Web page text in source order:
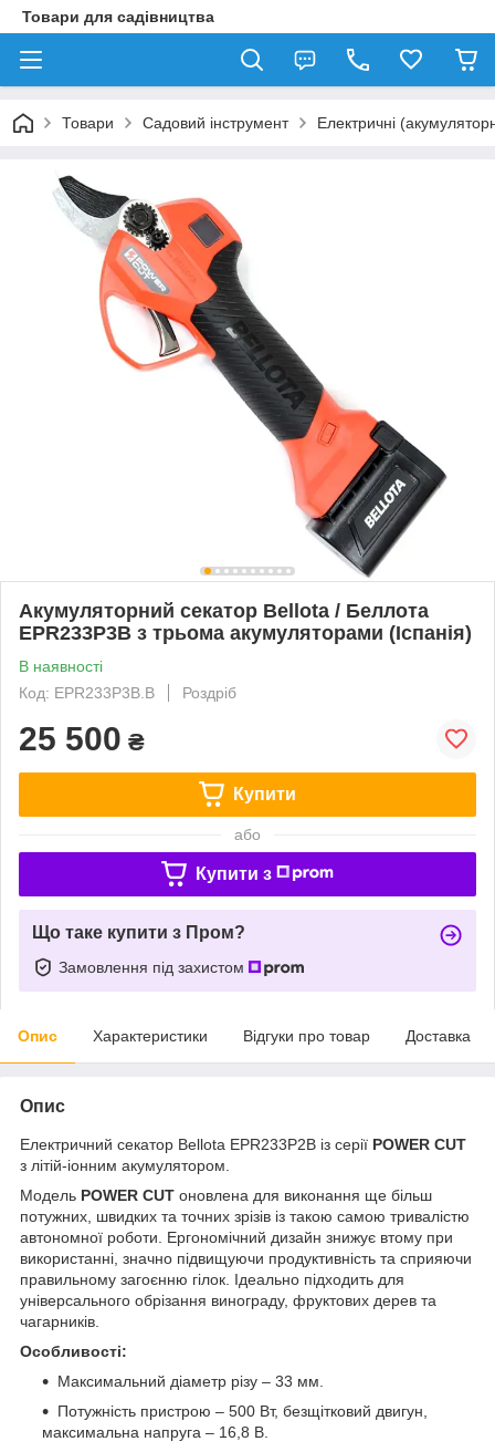
Товари для садівництва
Товари Садовий інструмент Електричні
Акумуляторний секатор Bellota / Беллота
EPR233P3B з трьома акумуляторами (Іспанія)
В наявності
Код: EPR233P3B.B
Роздріб
25 500 ₴
Купити
або
Купити з
Що таке купити з Пром?
Замовлення під захистом
Опис Характеристики Відгуки про товар Доставка
Опис
Електричний секатор Bellota EPR233P2B із серії POWER CUT
з літій-іонним акумулятором.
Модель POWER CUT оновлена для виконання ще більш
потужних, швидких та точних зрізів із такою самою тривалістю
автономної роботи. Ергономічний дизайн знижує втому при
використанні, значно підвищуючи продуктивність та сприяючи
правильному загоєнню гілок. Ідеально підходить для
універсального обрізання винограду, фруктових дерев та
чагарників.
Особливості:
Максимальний діаметр різу – 33 мм.
Потужність пристрою – 500 Вт, безщітковий двигун,
максимальна напруга – 16,8 В.